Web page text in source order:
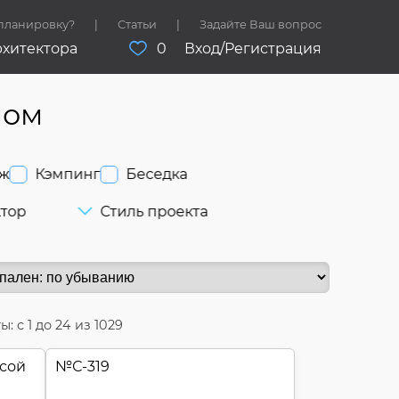
Статьи Задайте Ваш вопрос
0 Вход/Регистрация
Кэмпинг
Беседка
Стиль проекта
с 1 до 24 из 1029
№С-319